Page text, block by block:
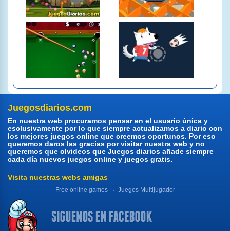
Juegosdiarios.com
En nuestra web procuramos pensar en el usuario única y
esclusivamente por lo que siempre actualizamos a diario con
los mejores juegos online que creemos oportunos. Por eso
queremos daros las gracias por visitar nuestra web y no
queremos que olvideos que Juegos diarios añade siempre
cada día nuevos juegos online y juegos gratis.
Visita nuestras webs amigas
Free online games Juegos Multijugador